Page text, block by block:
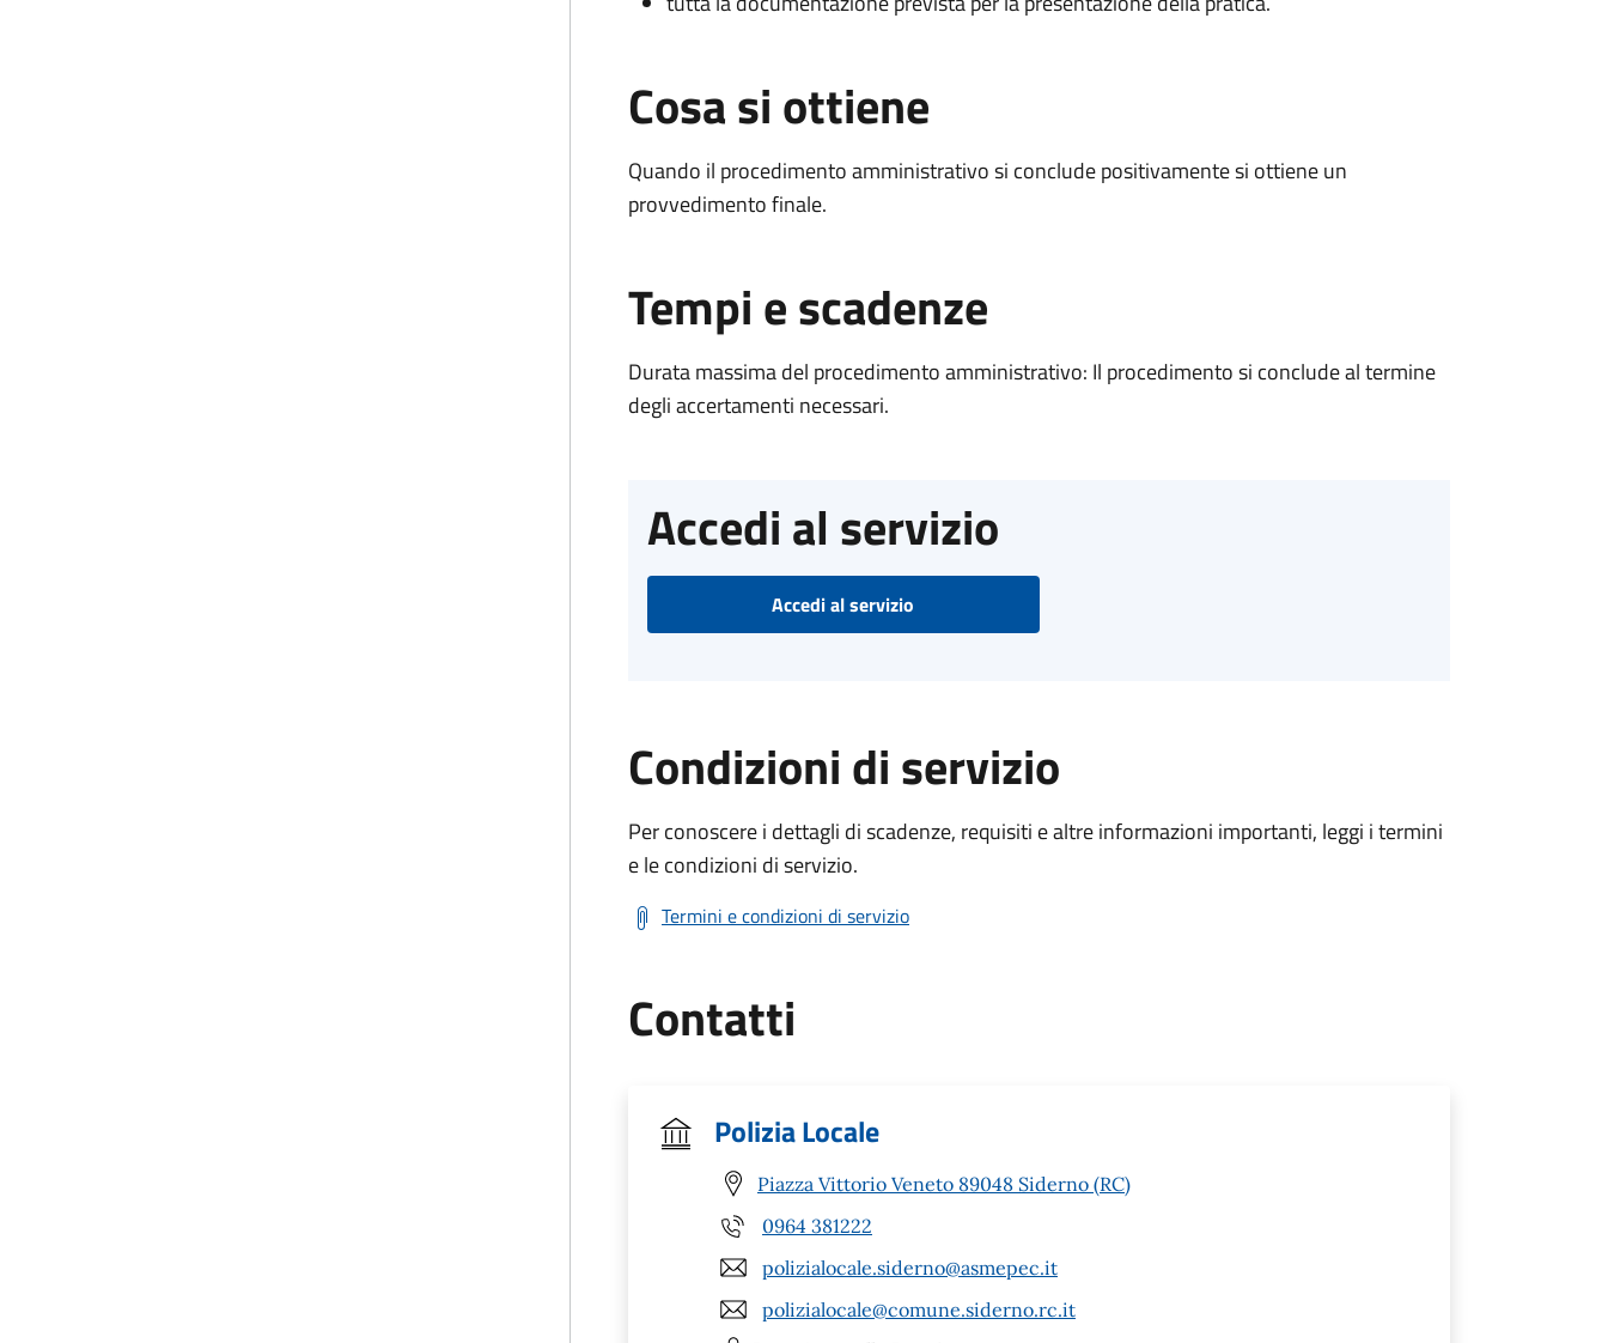
Cosa si ottiene
Quando il procedimento amministrativo si conclude positivamente si ottiene un
provvedimento finale.
Tempi e scadenze
Durata massima del procedimento amministrativo: Il procedimento si conclude al termine
degli accertamenti necessari.
Accedi al servizio
Accedi al servizio
Condizioni di servizio
Per conoscere i dettagli di scadenze, requisiti e altre informazioni importanti, leggi i termini
e le condizioni di servizio.
Termini e condizioni di servizio
Contatti
Polizia Locale
Piazza Vittorio Veneto 89048 Siderno (RC)
0964 381222
polizialocale.siderno@asmepec.it
polizialocale@comune.siderno.rc.it